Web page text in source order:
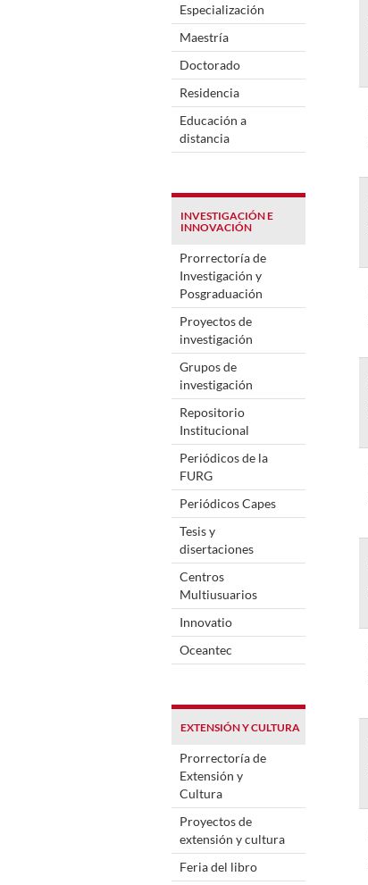
Especialización
Maestría
Doctorado
Residencia
Educación a
distancia
INVESTIGACIÓN E
INNOVACIÓN
Prorrectoría de
Investigación y
Posgraduación
Proyectos de
investigación
Grupos de
investigación
Repositorio
Institucional
Periódicos de la
FURG
Periódicos Capes
Tesis y
disertaciones
Centros
Multiusuarios
Innovatio
Oceantec
EXTENSIÓN Y CULTURA
Prorrectoría de
Extensión y
Cultura
Proyectos de
extensión y cultura
Feria del libro